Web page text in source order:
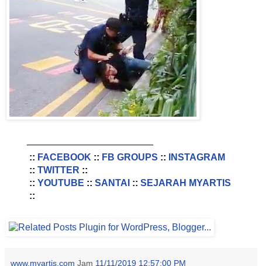
:: FACEBOOK :: FB GROUPS ::
INSTAGRAM
:: TWITTER ::
:: YOUTUBE :: SANTAI :: SEJARAH MYARTIS
::
www.myartis.com Jam 11/11/2019 12:57:00 PM